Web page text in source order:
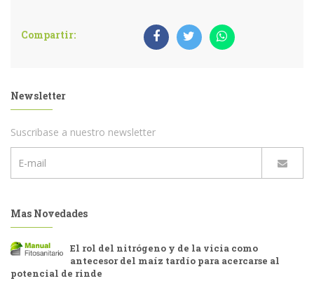
Compartir:
Newsletter
Suscribase a nuestro newsletter
Mas Novedades
El rol del nitrógeno y de la vicia como
antecesor del maíz tardío para acercarse al
potencial de rinde